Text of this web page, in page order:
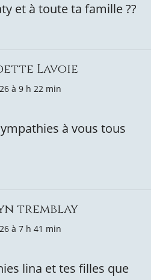
et à toute ta famille ??
Lavoie
à 9 h 22 min
à vous tous
tremblay
à 7 h 41 min
lina et tes filles que